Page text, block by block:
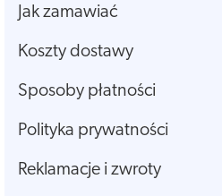
Jak zamawiać
Koszty dostawy
Sposoby płatności
Polityka prywatności
Reklamacje i zwroty